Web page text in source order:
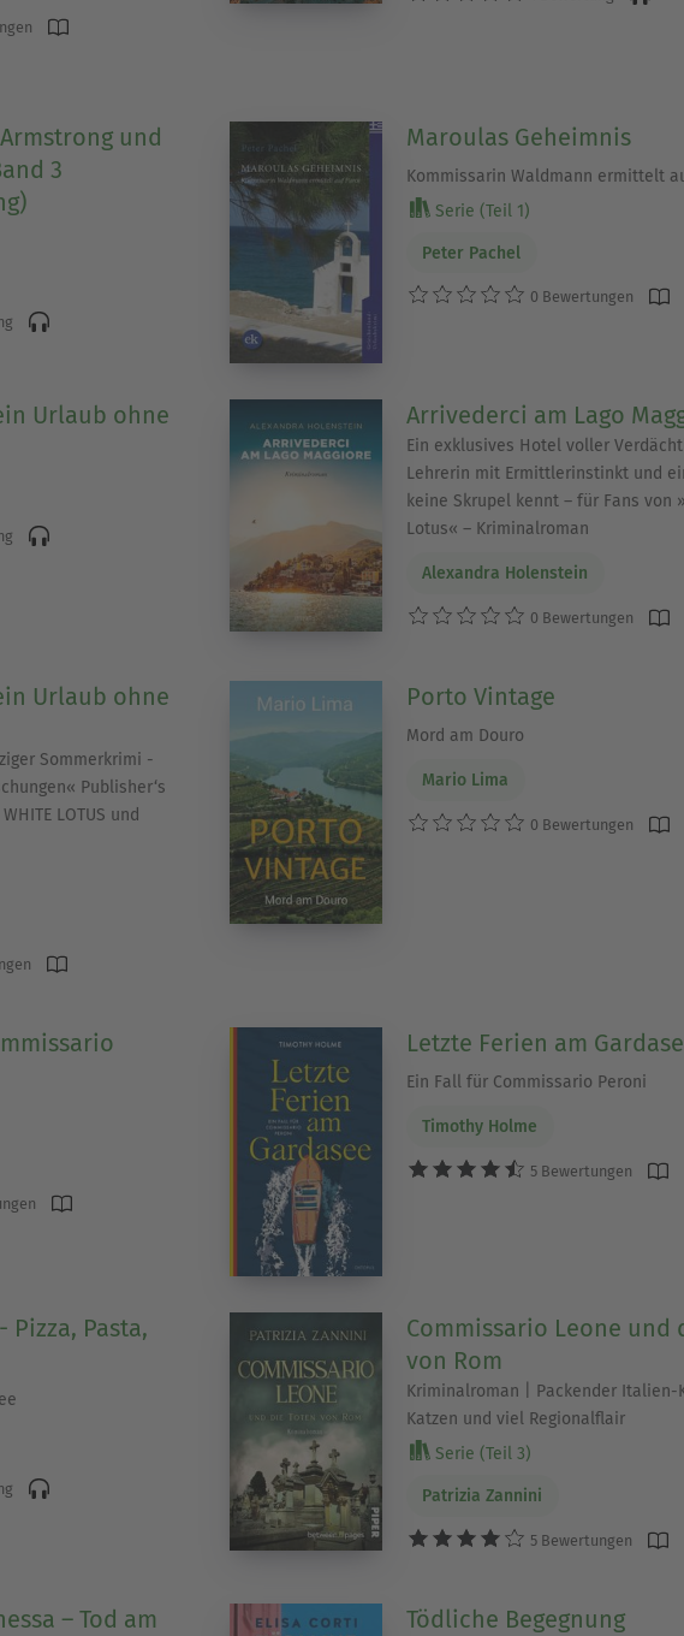
und
3
Maroulas Geheimnis
Kommissarin Waldmann ermittelt
Serie (Teil 1)
Peter Pachel
0 Bewertungen
Urlaub ohne
Arrivederci am Lago
Ein exklusives Hotel voller
Lehrerin mit Ermittlerinstinkt und
keine Skrupel kennt – für Fans von
Lotus« – Kriminalroman
Alexandra Holenstein
0 Bewertungen
Urlaub ohne
Sommerkrimi -
Publisher‘s
LOTUS und
Porto Vintage
Mord am Douro
Mario Lima
0 Bewertungen
Letzte Ferien am
Ein Fall für Commissario Peroni
Timothy Holme
5 Bewertungen
Pasta,
Commissario Leone und
von Rom
Kriminalroman | Packender Italien-
Katzen und viel Regionalflair
Serie (Teil 3)
Patrizia Zannini
5 Bewertungen
– Tod am
Tödliche Begegnung